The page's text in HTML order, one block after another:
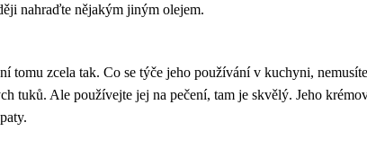
nahraďte nějakým jiným olejem.
tomu zcela tak. Co se týče jeho používání v kuchyni,
tuků. Ale používejte jej na pečení, tam je skvělý. Jeho